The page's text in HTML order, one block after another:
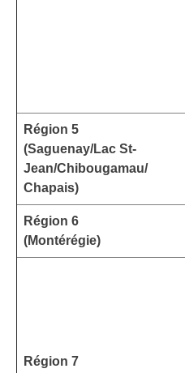
Région 5
(Saguenay/Lac St-
Jean/Chibougamau/
Chapais)
Région 6
(Montérégie)
Région 7